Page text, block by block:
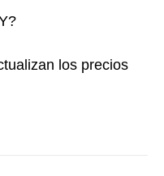
los precios